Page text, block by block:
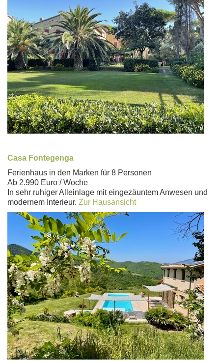
Casa Fontegenga
Ferienhaus in den Marken für 8 Personen
Ab 2.990 Euro / Woche
In sehr ruhiger Alleinlage mit eingezäuntem Anwesen und
modernem Interieur. Zur Hausansicht